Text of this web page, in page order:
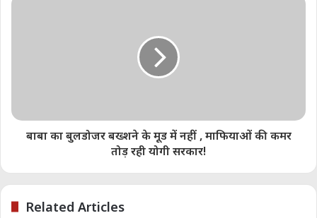
Ramji Tiwari
Telegram
WhatsApp
Like this:
बाबा का बुलडोजर बख्शने के मूड में नहीं , माफियाओं की कमर
तोड़ रही योगी सरकार!
Related Articles